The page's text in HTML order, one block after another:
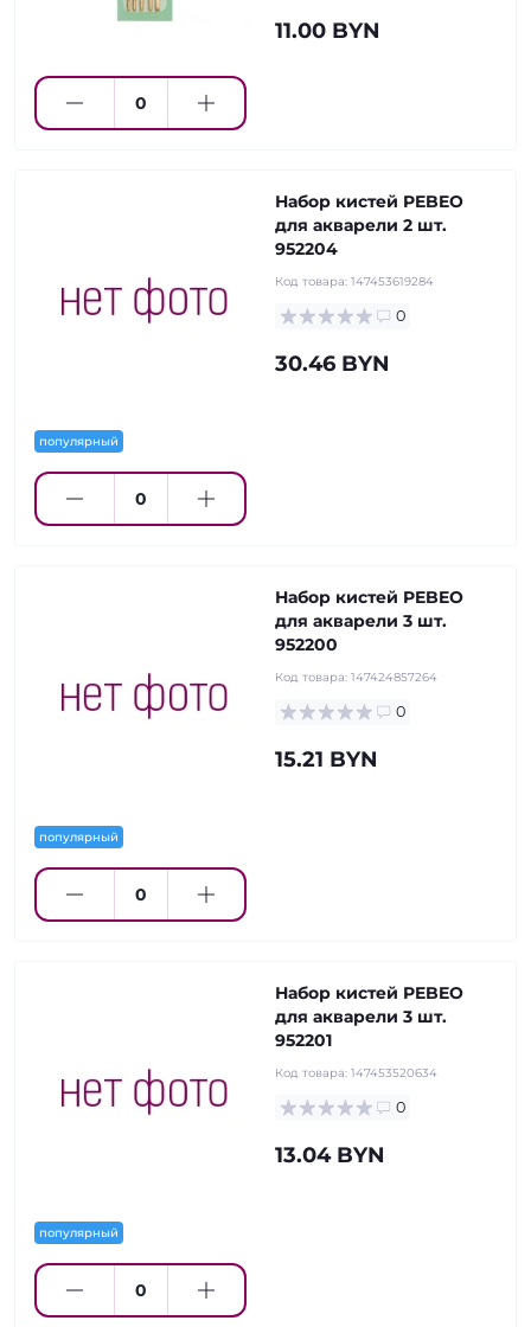
11.00 BYN
популярный
Набор кистей PEBEO
для акварели 2 шт.
952204
Код товара: 147453619284
0
30.46 BYN
популярный
Набор кистей PEBEO
для акварели 3 шт.
952200
Код товара: 147424857264
0
15.21 BYN
популярный
Набор кистей PEBEO
для акварели 3 шт.
952201
Код товара: 147453520634
0
13.04 BYN